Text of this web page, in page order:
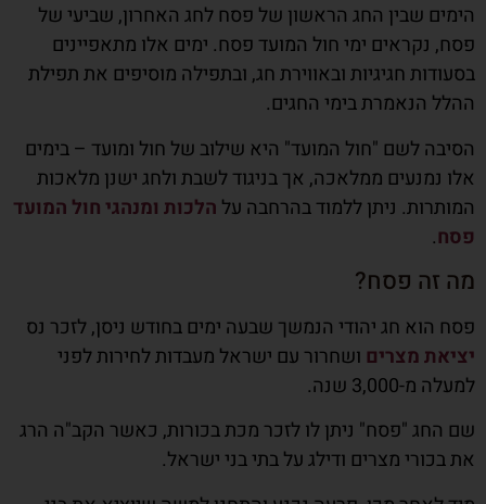
הימים שבין החג הראשון של פסח לחג האחרון, שביעי של
פסח, נקראים ימי חול המועד פסח. ימים אלו מתאפיינים
בסעודות חגיגיות ובאווירת חג, ובתפילה מוסיפים את תפילת
ההלל הנאמרת בימי החגים.
הסיבה לשם "חול המועד" היא שילוב של חול ומועד – בימים
אלו נמנעים ממלאכה, אך בניגוד לשבת ולחג ישנן מלאכות
המותרות. ניתן ללמוד בהרחבה על הלכות ומנהגי חול המועד
פסח.
מה זה פסח?
פסח הוא חג יהודי הנמשך שבעה ימים בחודש ניסן, לזכר נס
יציאת מצרים ושחרור עם ישראל מעבדות לחירות לפני
למעלה מ-3,000 שנה.
שם החג "פסח" ניתן לו לזכר מכת בכורות, כאשר הקב"ה הרג
את בכורי מצרים ודילג על בתי בני ישראל.